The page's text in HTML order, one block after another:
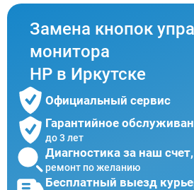
Замена кнопок
монитора
HP в Иркутске
Официальный сервис
Гарантийное
до 3 лет
Диагностика за наш счет,
ремонт по желанию
Бесплатный выезд